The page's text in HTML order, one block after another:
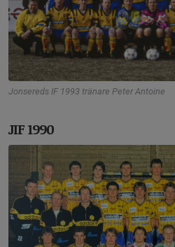
Jonsereds IF 1993 tränare Peter Antoine
JIF 1990